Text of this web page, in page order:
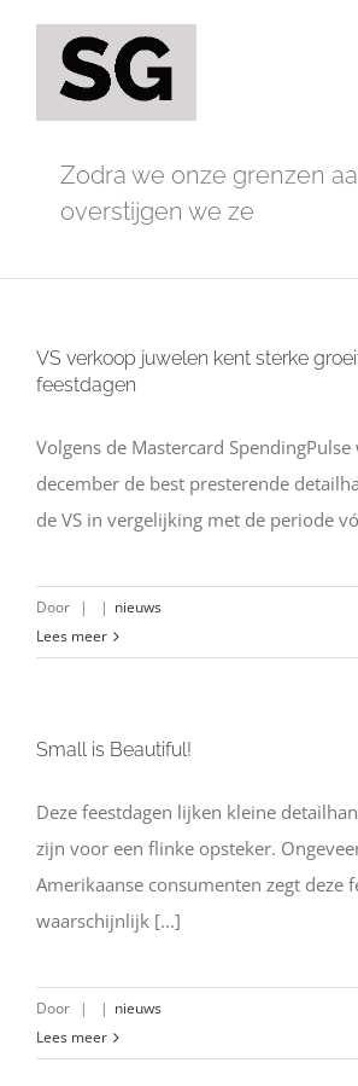
Zodra we onze grenzen
overstijgen we ze
VS verkoop juwelen kent sterke
feestdagen
Volgens de Mastercard
december de best presterende
de VS in vergelijking met de periode
Door | | nieuws
Lees meer
Small is Beautiful!
Deze feestdagen lijken kleine
zijn voor een flinke opsteker.
Amerikaanse consumenten zegt deze
waarschijnlijk [...]
Door | | nieuws
Lees meer